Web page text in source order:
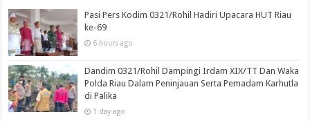
Pasi Pers Kodim 0321/Rohil Hadiri Upacara HUT Riau
ke-69
6 hours ago
Dandim 0321/Rohil Dampingi Irdam XIX/TT Dan Waka
Polda Riau Dalam Peninjauan Serta Pemadam Karhutla
di Palika
1 day ago